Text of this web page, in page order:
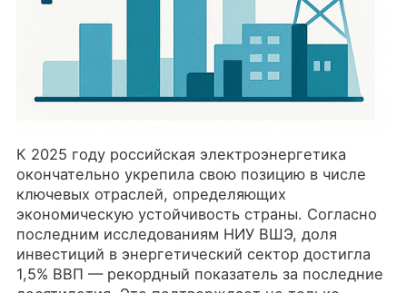
К 2025 году российская электроэнергетика
окончательно укрепила свою позицию в числе
ключевых отраслей, определяющих
экономическую устойчивость страны. Согласно
последним исследованиям НИУ ВШЭ, доля
инвестиций в энергетический сектор достигла
1,5% ВВП — рекордный показатель за последние